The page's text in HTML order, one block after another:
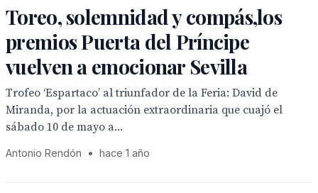
Toreo, solemnidad y compás,los
premios Puerta del Príncipe
vuelven a emocionar Sevilla
Trofeo ‘Espartaco’ al triunfador de la Feria: David de
Miranda, por la actuación extraordinaria que cuajó el
sábado 10 de mayo a...
Antonio Rendón • hace 1 año